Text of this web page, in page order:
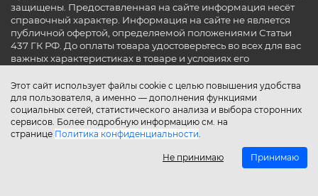
Этот сайт использует файлы cookie с целью повышения удобства
для пользователя, а именно — дополнения функциями
социальных сетей, статистического анализа и выбора сторонних
сервисов. Более подробную информацию см. на
странице Политика конфиденциальности.
Не принимаю Принимаю
защищены. Предоставленная на сайте информация несёт
справочный характер. Информация на сайте не является
публичной офертой, определяемой положениями Статьи
437 ГК РФ. До оплаты товара удостоверьтесь во всех для вас
важных характеристиках в товаре и условиях его